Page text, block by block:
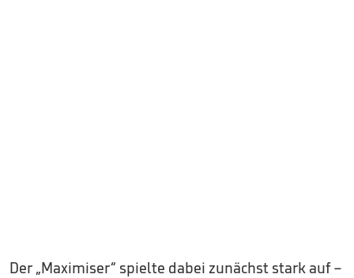
Der „Maximiser“ spielte dabei zunächst stark auf –